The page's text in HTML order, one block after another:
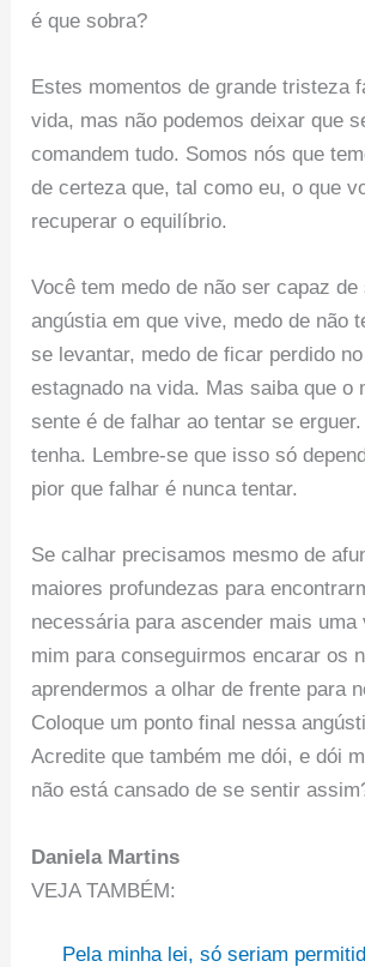
é que sobra?
Estes momentos de grande tristeza
vida, mas não podemos deixar que
comandem tudo. Somos nós que
de certeza que, tal como eu, o que
recuperar o equilíbrio.
Você tem medo de não ser capaz de
angústia em que vive, medo de não
se levantar, medo de ficar perdido
estagnado na vida. Mas saiba que o
sente é de falhar ao tentar se
tenha. Lembre-se que isso só
pior que falhar é nunca tentar.
Se calhar precisamos mesmo de
maiores profundezas para
necessária para ascender mais
mim para conseguirmos encarar os
aprendermos a olhar de frente para
Coloque um ponto final nessa
Acredite que também me dói, e dói
não está cansado de se sentir
Daniela Martins
VEJA TAMBÉM:
Pela minha lei, só seriam